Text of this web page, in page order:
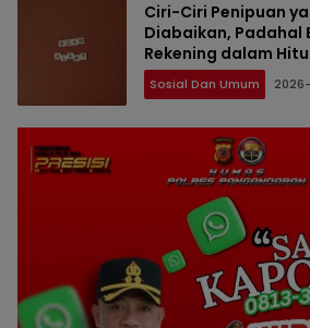
Ciri-Ciri Penipuan
Diabaikan, Padahal
Rekening dalam
Sosial Dan Umum